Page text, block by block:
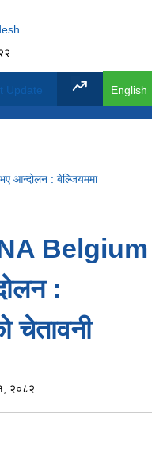
English
आन्दोलन : बेल्जियममा
Belgium
:
चेतावनी
२०८२